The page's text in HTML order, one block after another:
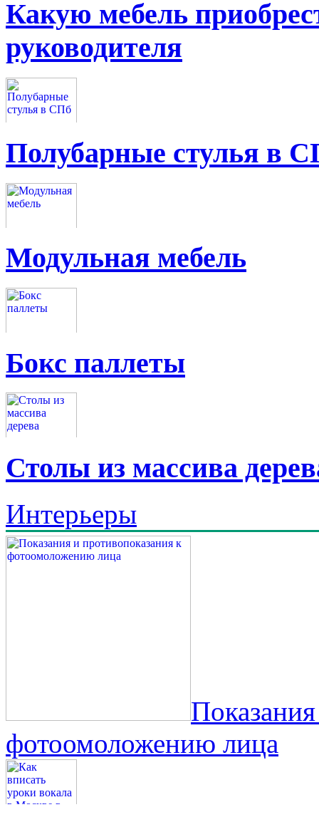
Какую мебель
руководителя
Полубарные стулья в
Модульная мебель
Бокс паллеты
Столы из массива
Интерьеры
фотоомоложению лица